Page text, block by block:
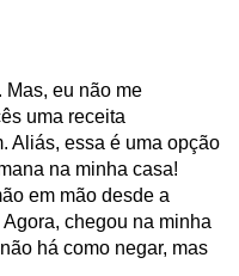
eu não me
uma receita
Aliás, essa é uma opção
na minha casa!
em mão desde a
chegou na minha
há como negar, mas